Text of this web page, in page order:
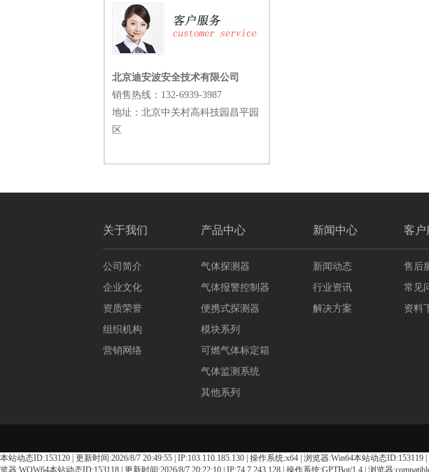
北京迪安波安全技术有限公司
销售热线： 132-6939-3987
地址：北京中关村高科技园昌平园
区
关于我们 产品中心 新闻中心 客户
公司简介
企业文化
资质荣誉
组织机构
营销网络
气体探测器
气体报警控制器
便携式探测器
模块系列
可燃气体标定箱
气体监测系统
其他系列
新闻动态
行业资讯
解决方案
售后
常见
资料
本站动态ID:153120 | 更新时间:2026/8/7 20:49:55 | IP:103.110.185.130 | 操作系统:x64 | 浏览器:Win64本站动态
览器:WOW64本站动态ID:153118 | 更新时间:2026/8/7 20:22:10 | IP:74.7.243.128 | 操作系统:GPTBot/1.4 | 浏览器